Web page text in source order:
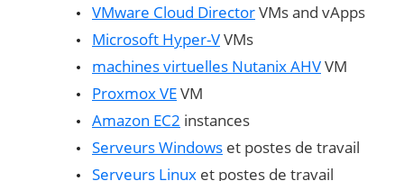
VMware Cloud DirectorVMs and vApps
Microsoft Hyper-VVMs
machines virtuelles Nutanix AHVVM
Proxmox VEVM
Amazon EC2 instances
Serveurs Windows et postes de travail
Serveurs Linux et postes de travail